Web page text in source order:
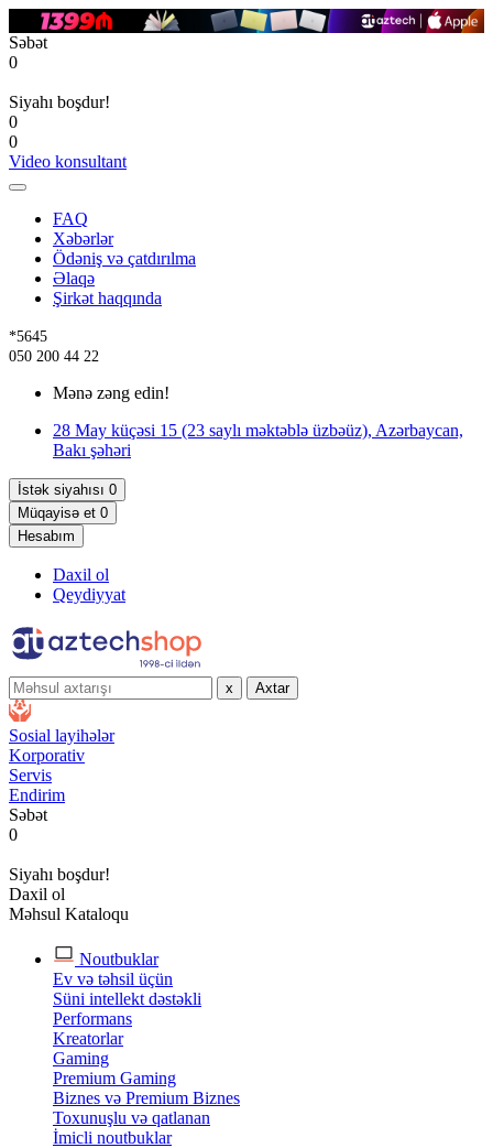
Səbət
0
Siyahı boşdur!
0
0
Video konsultant
FAQ
Xəbərlər
Ödəniş və çatdırılma
Əlaqə
Şirkət haqqında
*5645
050 200 44 22
Mənə zəng edin!
28 May küçəsi 15 (23 saylı məktəblə üzbəüz), Azərbaycan,
Bakı şəhəri
İstək siyahısı 0
Müqayisə et 0
Hesabım
Daxil ol
Qeydiyyat
x Axtar
Sosial layihələr
Korporativ
Servis
Endirim
Səbət
0
Siyahı boşdur!
Daxil ol
Məhsul Kataloqu
Noutbuklar
Ev və təhsil üçün
Süni intellekt dəstəkli
Performans
Kreatorlar
Gaming
Premium Gaming
Biznes və Premium Biznes
Toxunuşlu və qatlanan
İmicli noutbuklar